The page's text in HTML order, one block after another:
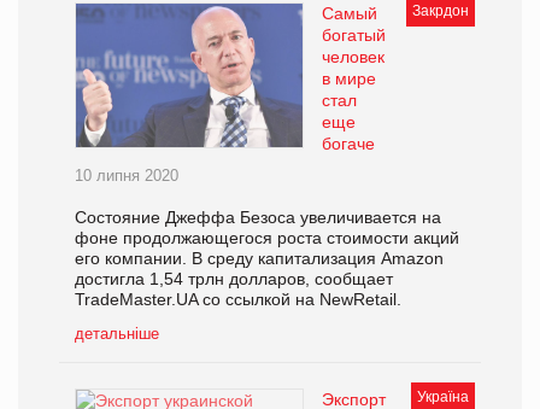
Закрдон
Самый
богатый
человек
в мире
стал
еще
богаче
10 липня 2020
Состояние Джеффа Безоса увеличивается на
фоне продолжающегося роста стоимости акций
его компании. В среду капитализация Amazon
достигла 1,54 трлн долларов, сообщает
TradeMaster.UA со ссылкой на NewRetail.
детальніше
Україна
Экспорт